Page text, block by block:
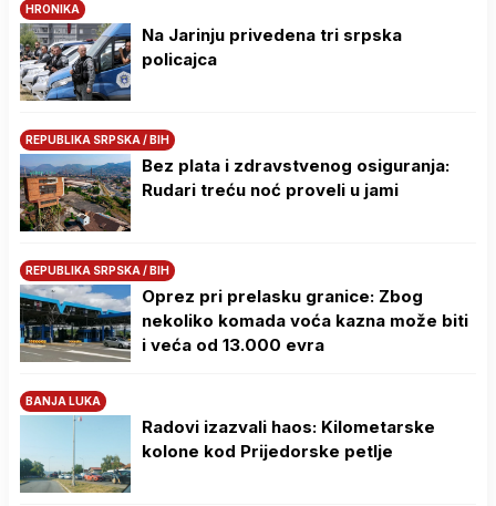
HRONIKA
Na Јarinju privedena tri srpska
policajca
REPUBLIKA SRPSKA / BIH
Bez plata i zdravstvenog osiguranja:
Rudari treću noć proveli u jami
REPUBLIKA SRPSKA / BIH
Oprez pri prelasku granice: Zbog
nekoliko komada voća kazna može biti
i veća od 13.000 evra
BANJA LUKA
Radovi izazvali haos: Kilometarske
kolone kod Prijedorske petlje